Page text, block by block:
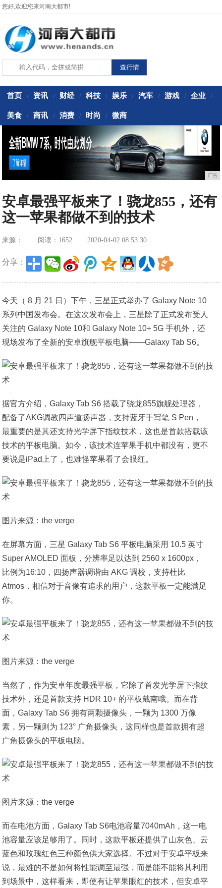
您好,欢迎您来河南大都市!
首页 / 资讯 / 财经 / 科技 / 娱乐 / 汽车 / 游戏 / 企业 /
美食 / 商讯 / 消费 / 时尚 / 微商
广告
安卓最强平板来了！骁龙855，还有
这一苹果都做不到的技术
来源： 阅读：1652 2020-04-02 08:53:30
分享：
今天（ 8 月 21 日）下午，三星正式举办了 Galaxy Note 10
系列中国发布会。在这次发布会上，三星除了正式发布受人
关注的 Galaxy Note 10和 Galaxy Note 10+ 5G 手机外，还
现场发布了全新的安卓旗舰平板电脑——Galaxy Tab S6。
据官方介绍，Galaxy Tab S6 搭载了骁龙855旗舰处理器，
配备了AKG调教四声道扬声器，支持蓝牙手写笔 S Pen，
最重要的是其还支持光学屏下指纹技术，这也是首款搭载该
技术的平板电脑。如今，该技术连苹果手机中都没有，更不
要说是iPad上了，也难怪苹果看了会眼红。
图片来源：the verge
在屏幕方面，三星 Galaxy Tab S6 平板电脑采用 10.5 英寸
Super AMOLED 面板，分辨率足以达到 2560 x 1600px，
比例为16:10，四扬声器调谐由 AKG 调校，支持杜比
Atmos，相信对于音像有追求的用户，这款平板一定能满足
你。
图片来源：the verge
当然了，作为安卓年度最强平板，它除了首发光学屏下指纹
技术外，还是首款支持 HDR 10+ 的平板戴南哦。而在背
面，Galaxy Tab S6 拥有两颗摄像头，一颗为 1300 万像
素，另一颗则为 123° 广角摄像头，这同样也是首款拥有超
广角摄像头的平板电脑。
图片来源：the verge
而在电池方面，Galaxy Tab S6电池容量7040mAh，这一电
池容量应该足够用了。同时，这款平板还提供了山灰色、云
蓝色和玫瑰红色三种颜色供大家选择。不过对于安卓平板来
说，最难的不是如何将性能调至最强，而是能不能将其利用
到场景中，这样看来，即使有让苹果眼红的技术，但安卓平